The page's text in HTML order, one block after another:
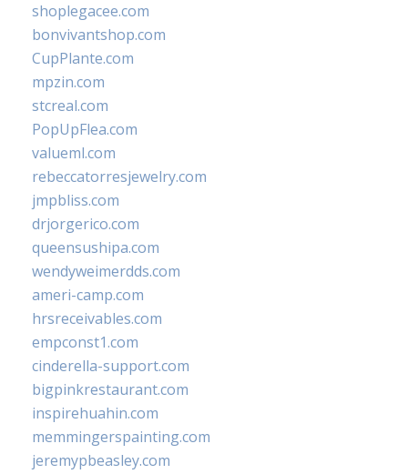
shoplegacee.com
bonvivantshop.com
CupPlante.com
mpzin.com
stcreal.com
PopUpFlea.com
valueml.com
rebeccatorresjewelry.com
jmpbliss.com
drjorgerico.com
queensushipa.com
wendyweimerdds.com
ameri-camp.com
hrsreceivables.com
empconst1.com
cinderella-support.com
bigpinkrestaurant.com
inspirehuahin.com
memmingerspainting.com
jeremypbeasley.com